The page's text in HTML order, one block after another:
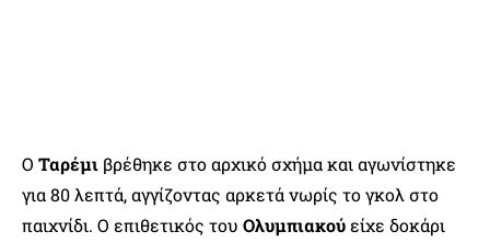
Ο Ταρέμι βρέθηκε στο αρχικό σχήμα και αγωνίστηκε
για 80 λεπτά, αγγίζοντας αρκετά νωρίς το γκολ στο
παιχνίδι. Ο επιθετικός του Ολυμπιακούείχε δοκάρι